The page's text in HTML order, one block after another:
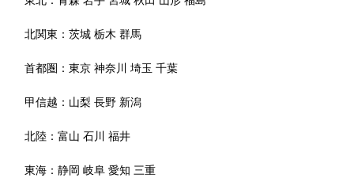
北関東：茨城 栃木 群馬
首都圏：東京 神奈川 埼玉 千葉
甲信越： 山梨 長野 新潟
北陸：富山 石川 福井
東海：静岡 岐阜 愛知 三重